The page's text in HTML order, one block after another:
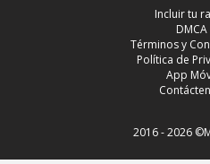
Incluir tu
DMCA
Términos y
Política de
App
2016 - 2026